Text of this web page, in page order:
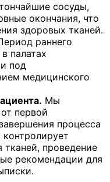
сосуды,
окончания, что
здоровых тканей.
раннего
палатах
под
медицинского
Мы
первой
процесса
проведение
рекомендации для